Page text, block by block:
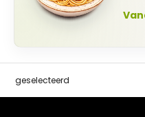
geselecteerd